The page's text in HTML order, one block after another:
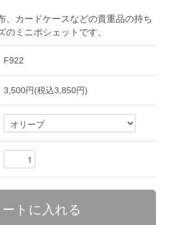
、カードケースなどの貴重品の持ち
ミニポシェットです。
F922
3,500円(税込3,850円)